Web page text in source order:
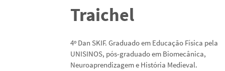
Traichel
4º Dan SKIF. Graduado em Educação Física pela
UNISINOS, pós-graduado em Biomecânica,
Neuroaprendizagem e História Medieval.